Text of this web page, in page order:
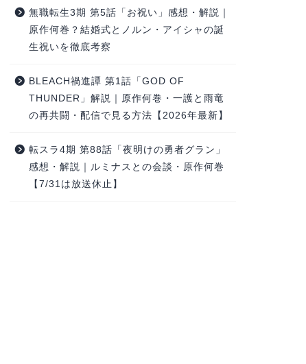
無職転生3期 第5話「お祝い」感想・解説｜
原作何巻？結婚式とノルン・アイシャの誕
生祝いを徹底考察
BLEACH禍進譚 第1話「GOD OF
THUNDER」解説｜原作何巻・一護と雨竜
の再共闘・配信で見る方法【2026年最新】
転スラ4期 第88話「夜明けの勇者グラン」
感想・解説｜ルミナスとの会談・原作何巻
【7/31は放送休止】